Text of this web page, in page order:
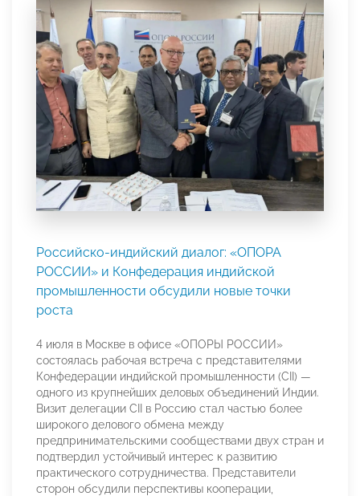
Российско-индийский диалог: «ОПОРА
РОССИИ» и Конфедерация индийской
промышленности обсудили новые точки
роста
4 июля в Москве в офисе «ОПОРЫ РОССИИ»
состоялась рабочая встреча с представителями
Конфедерации индийской промышленности (CII) —
одного из крупнейших деловых объединений Индии.
Визит делегации CII в Россию стал частью более
широкого делового обмена между
предпринимательскими сообществами двух стран и
подтвердил устойчивый интерес к развитию
практического сотрудничества. Представители
сторон обсудили перспективы кооперации,